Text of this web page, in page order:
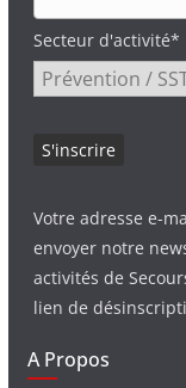
Secteur d'activité*
Votre adresse e-
envoyer notre
activités de
lien de
A Propos